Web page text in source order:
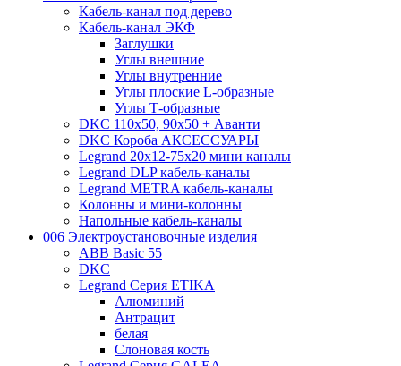
Кабель-канал под дерево
Кабель-канал ЭКФ
Заглушки
Углы внешние
Углы внутренние
Углы плоские L-образные
Углы Т-образные
DKC 110х50, 90х50 + Аванти
DKC Короба АКСЕССУАРЫ
Legrand 20х12-75х20 мини каналы
Legrand DLP кабель-каналы
Legrand METRA кабель-каналы
Колонны и мини-колонны
Напольные кабель-каналы
006 Электроустановочные изделия
ABB Basic 55
DKC
Legrand Серия ETIKA
Алюминий
Антрацит
белая
Слоновая кость